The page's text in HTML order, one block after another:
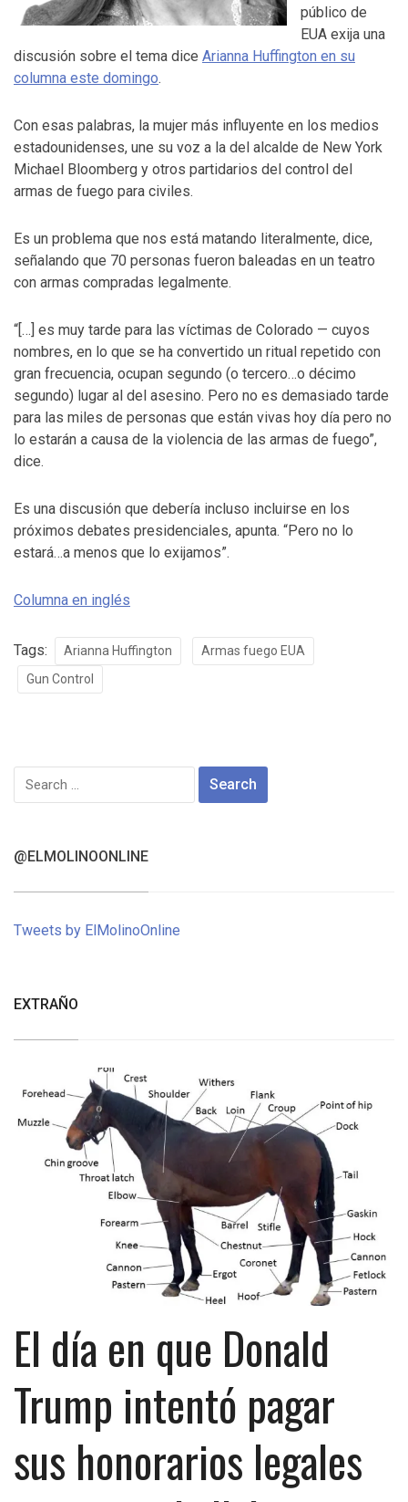
público de
EUA exija una
discusión sobre el tema dice Arianna Huffington en su
columna este domingo.
Con esas palabras, la mujer más influyente en los medios
estadounidenses, une su voz a la del alcalde de New York
Michael Bloomberg y otros partidarios del control del
armas de fuego para civiles.
Es un problema que nos está matando literalmente, dice,
señalando que 70 personas fueron baleadas en un teatro
con armas compradas legalmente.
“[…] es muy tarde para las víctimas de Colorado — cuyos
nombres, en lo que se ha convertido un ritual repetido con
gran frecuencia, ocupan segundo (o tercero…o décimo
segundo) lugar al del asesino. Pero no es demasiado tarde
para las miles de personas que están vivas hoy día pero no
lo estarán a causa de la violencia de las armas de fuego”,
dice.
Es una discusión que debería incluso incluirse en los
próximos debates presidenciales, apunta. “Pero no lo
estará…a menos que lo exijamos”.
Columna en inglés
Tags: Arianna Huffington
Armas fuego EUA
Gun Control
Search
for:
@ELMOLINOONLINE
Tweets by ElMolinoOnline
EXTRAÑO
El día en que Donald
Trump intentó pagar
sus honorarios legales